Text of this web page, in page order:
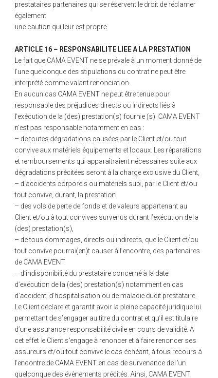
prestataires partenaires qui se réservent le droit de réclamer
également
une caution qui leur est propre.
ARTICLE 16 – RESPONSABILITE LIEE A LA PRESTATION
Le fait que CAMA EVENT ne se prévale à un moment donné de
l’une quelconque des stipulations du contrat ne peut être
interprété comme valant renonciation.
En aucun cas CAMA EVENT ne peut être tenue pour
responsable des préjudices directs ou indirects liés à
l’exécution de la (des) prestation(s) fournie (s). CAMA EVENT
n’est pas responsable notamment en cas :
– de toutes dégradations causées par le Client et/ou tout
convive aux matériels équipements et locaux. Les réparations
et remboursements qui apparaîtraient nécessaires suite aux
dégradations précitées seront à la charge exclusive du Client,
– d’accidents corporels ou matériels subi, par le Client et/ou
tout convive, durant, la prestation
– des vols de perte de fonds et de valeurs appartenant au
Client et/ou à tout convives survenus durant l’exécution de la
(des) prestation(s),
– de tous dommages, directs ou indirects, que le Client et/ou
tout convive pourrai(en)t causer à l’encontre, des partenaires
de CAMA EVENT
– d’indisponibilité du prestataire concerné à la date
d’exécution de la (des) prestation(s) notamment en cas
d’accident, d’hospitalisation ou de maladie dudit prestataire.
Le Client déclare et garantit avoir la pleine capacité juridique lui
permettant de s’engager au titre du contrat et qu’il est titulaire
d’une assurance responsabilité civile en cours de validité. A
cet effet le Client s’engage à renoncer et à faire renoncer ses
assureurs et/ou tout convive le cas échéant, à tous recours à
l’encontre de CAMA EVENT en cas de survenance de l’un
quelconque des évènements précités. Ainsi, CAMA EVENT